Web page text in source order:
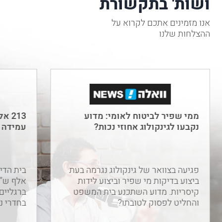
אחוזי
נכות
זה
יעסוק
באפשרות
להעלות
את
אחוזי
התגמולים
לנפגע
עבודה
בשל
אנו מזמינים אתכם לקרוא על
ההצלחות שלנו
ממי שפיר לביטוח לאומי: מדוע
נקבעו לגינקולוג אחוזי נכות?
פגיעה בצוואר של גינקולוג נגרמה בעת
ביצוע בדיקות מי שפיר וביצוע לידות
קיסריות. מדוע השתכנע בית המשפט
והחליט לפסוק לטובתו?
בחדרי